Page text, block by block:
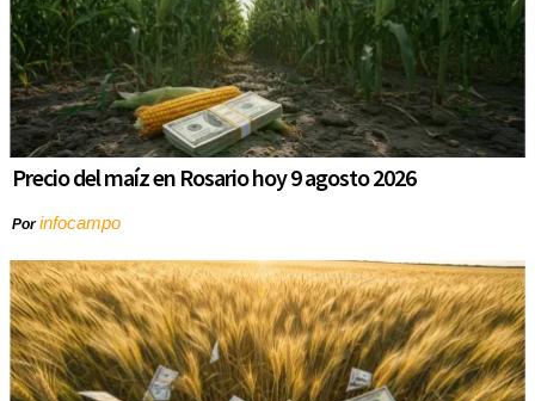
Precio del maíz en Rosario hoy 9 agosto 2026
Porinfocampo